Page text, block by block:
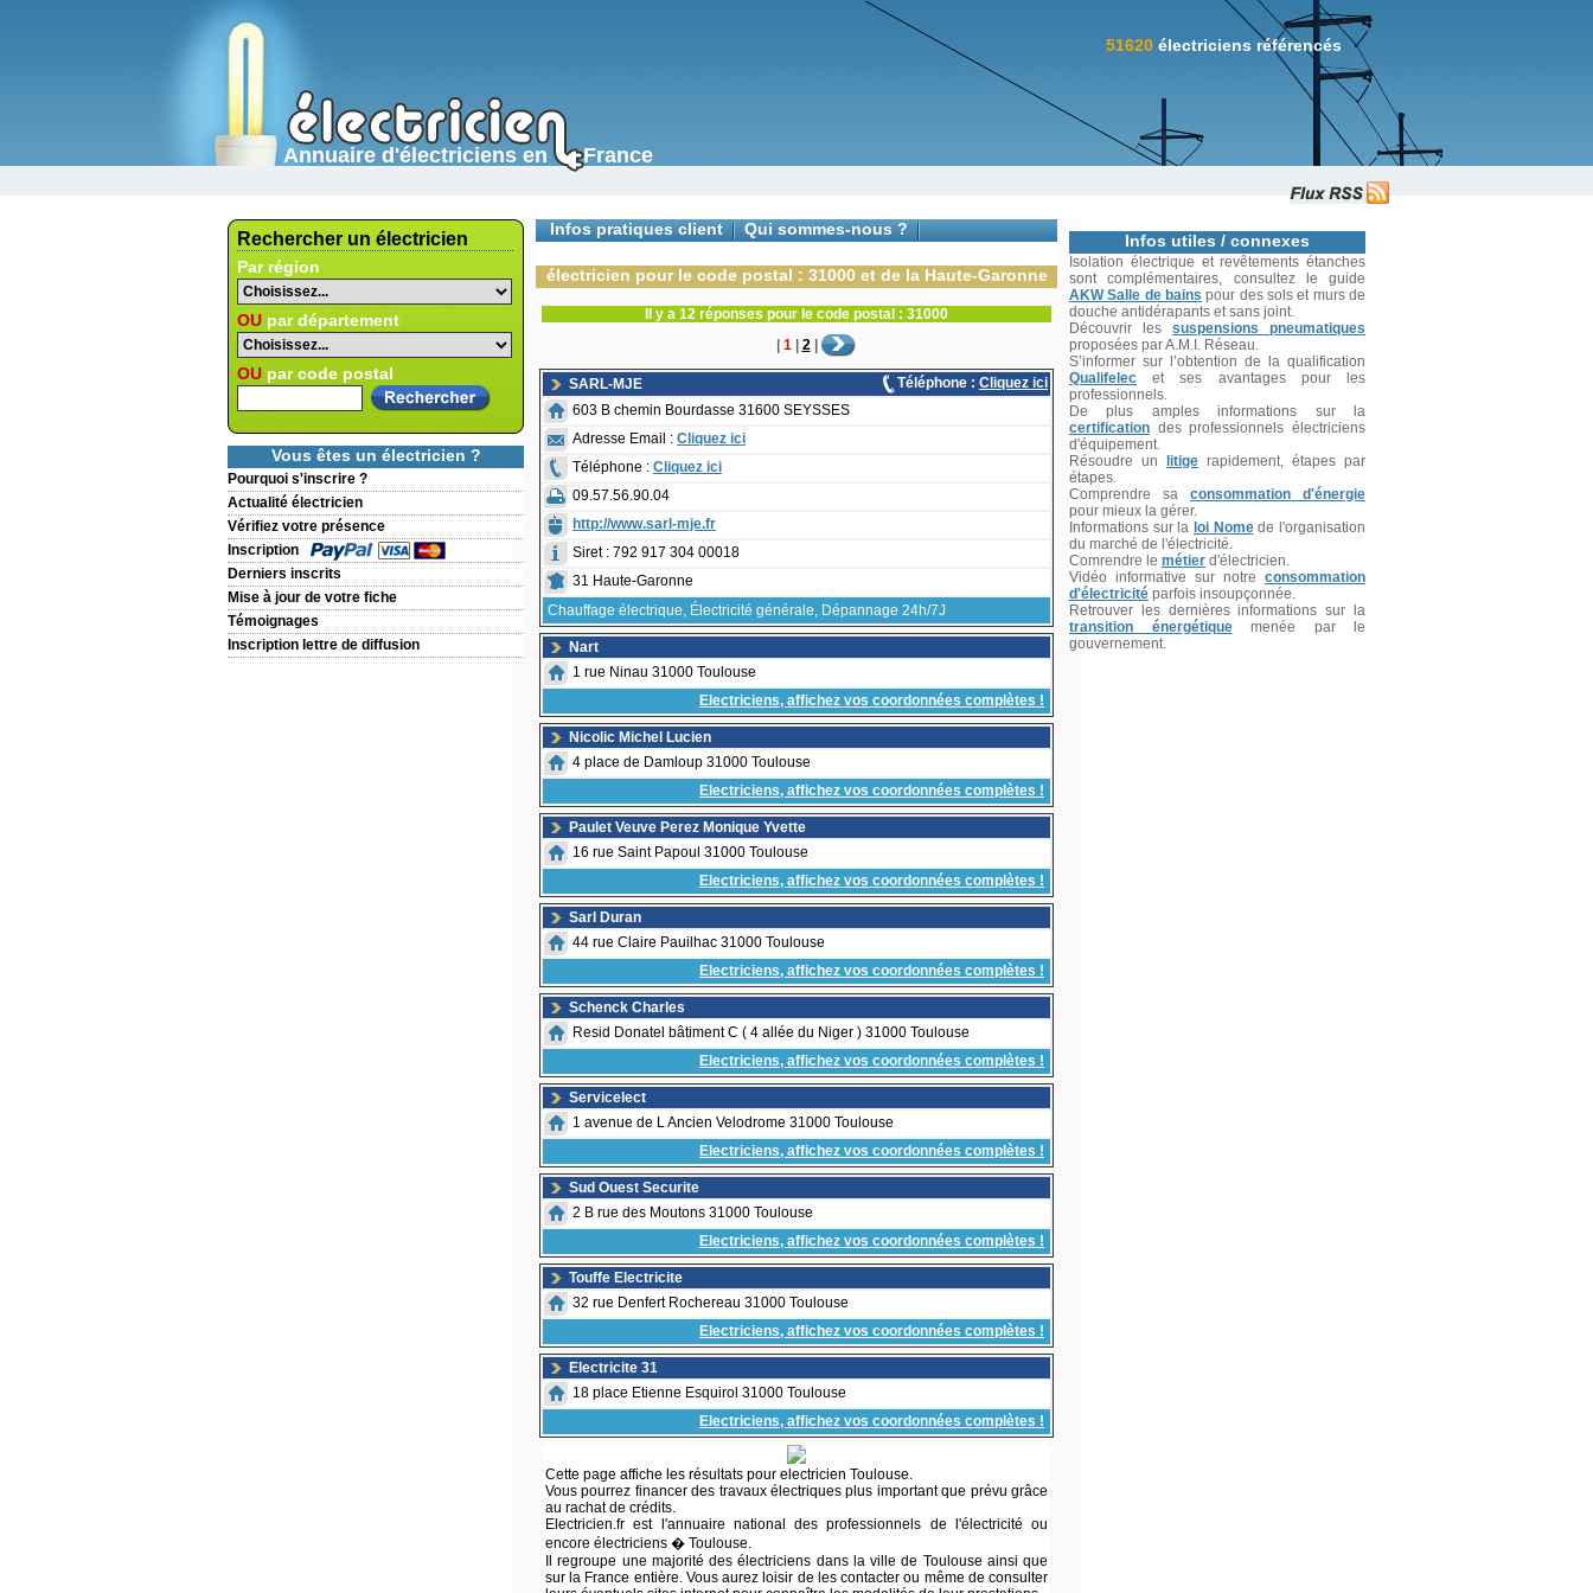
Annuaire d'électriciens en France
51620 électriciens référencés
Rechercher un électricien
Par région
OU par département
OU par code postal
Vous êtes un électricien ?
Pourquoi s'inscrire ?
Actualité électricien
Vérifiez votre présence
Inscription
Derniers inscrits
Mise à jour de votre fiche
Témoignages
Inscription lettre de diffusion
Infos pratiques client
Qui sommes-nous ?
électricien pour le code postal : 31000 et de la Haute-Garonne
Il y a 12 réponses pour le code postal : 31000
1| 2|
SARL-MJE Téléphone : Cliquez ici
603 B chemin Bourdasse 31600 SEYSSES
Adresse Email : Cliquez ici
Téléphone : Cliquez ici
09.57.56.90.04
http://www.sarl-mje.fr
Siret : 792 917 304 00018
31 Haute-Garonne
Chauffage électrique, Électricité générale, Dépannage 24h/7J
Nart
1 rue Ninau 31000 Toulouse
Electriciens, affichez vos coordonnées complètes !
Nicolic Michel Lucien
4 place de Damloup 31000 Toulouse
Electriciens, affichez vos coordonnées complètes !
Paulet Veuve Perez Monique Yvette
16 rue Saint Papoul 31000 Toulouse
Electriciens, affichez vos coordonnées complètes !
Sarl Duran
44 rue Claire Pauilhac 31000 Toulouse
Electriciens, affichez vos coordonnées complètes !
Schenck Charles
Resid Donatel bâtiment C ( 4 allée du Niger ) 31000 Toulouse
Electriciens, affichez vos coordonnées complètes !
Servicelect
1 avenue de L Ancien Velodrome 31000 Toulouse
Electriciens, affichez vos coordonnées complètes !
Sud Ouest Securite
2 B rue des Moutons 31000 Toulouse
Electriciens, affichez vos coordonnées complètes !
Touffe Electricite
32 rue Denfert Rochereau 31000 Toulouse
Electriciens, affichez vos coordonnées complètes !
Electricite 31
18 place Etienne Esquirol 31000 Toulouse
Electriciens, affichez vos coordonnées complètes !
Cette page affiche les résultats pour electricien Toulouse.
Vous pourrez financer des travaux électriques plus important que prévu grâce
au rachat de crédits.
Electricien.fr est l'annuaire national des professionnels de l'électricité ou
encore électriciens � Toulouse.
Il regroupe une majorité des électriciens dans la ville de Toulouse ainsi que
sur la France entière. Vous aurez loisir de les contacter ou même de consulter
Infos utiles / connexes
Isolation électrique et revêtements étanches
sont complémentaires, consultez le guide
AKW Salle de bains pour des sols et murs de
douche antidérapants et sans joint.
Découvrir les suspensions pneumatiques
proposées par A.M.I. Réseau.
S’informer sur l’obtention de la qualification
Qualifelec et ses avantages pour les
professionnels.
De plus amples informations sur la
certification des professionnels électriciens
d'équipement.
Résoudre un
litige rapidement, étapes par
étapes.
Comprendre sa consommation d'énergie
pour mieux la gérer.
Informations sur la loi Nomede l'organisation
du marché de l'électricité.
Comrendre le métier d'électricien.
Vidéo informative sur notre consommation
d'électricité parfois insoupçonnée.
Retrouver les dernières informations sur la
transition énergétiquemenée par le
gouvernement.